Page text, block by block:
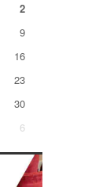
2
9
16
23
30
6